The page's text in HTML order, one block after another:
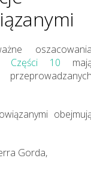
Części 10
Gorda,